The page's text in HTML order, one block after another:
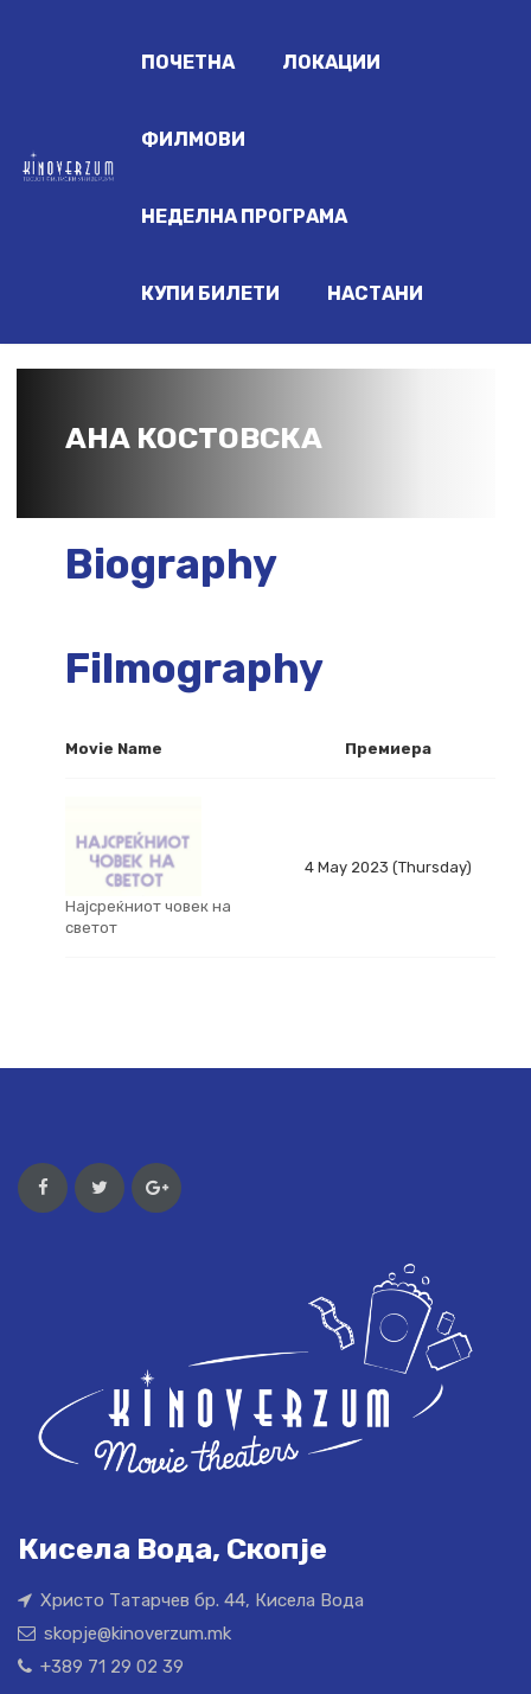
ПОЧЕТНА ЛОКАЦИИ
ФИЛМОВИ
НЕДЕЛНА ПРОГРАМА
КУПИ БИЛЕТИ НАСТАНИ
АНА КОСТОВСКА
Biography
Filmography
Movie Name Премиера
Најсреќниот човек на
светот
4 May 2023 (Thursday)
Кисела Вода, Скопје
Христо Татарчев бр. 44, Кисела Вода
skopje@kinoverzum.mk
+389 71 29 02 39